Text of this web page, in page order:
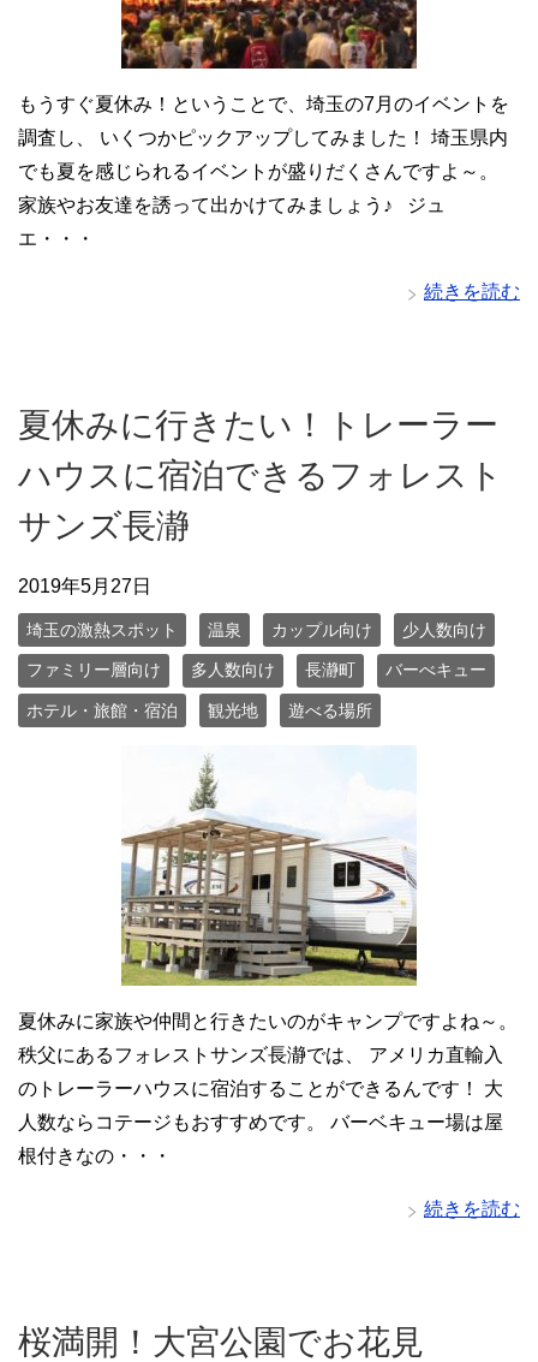
もうすぐ夏休み！ということで、埼玉の7月のイベントを
調査し、 いくつかピックアップしてみました！ 埼玉県内
でも夏を感じられるイベントが盛りだくさんですよ～。
家族やお友達を誘って出かけてみましょう♪ ジュ
エ・・・
続きを読む
夏休みに行きたい！トレーラー
ハウスに宿泊できるフォレスト
サンズ長瀞
2019年5月27日
埼玉の激熱スポット 温泉 カップル向け 少人数向け
ファミリー層向け 多人数向け 長瀞町 バーべキュー
ホテル・旅館・宿泊 観光地 遊べる場所
夏休みに家族や仲間と行きたいのがキャンプですよね～。
秩父にあるフォレストサンズ長瀞では、 アメリカ直輸入
のトレーラーハウスに宿泊することができるんです！ 大
人数ならコテージもおすすめです。 バーベキュー場は屋
根付きなの・・・
続きを読む
桜満開！大宮公園でお花見